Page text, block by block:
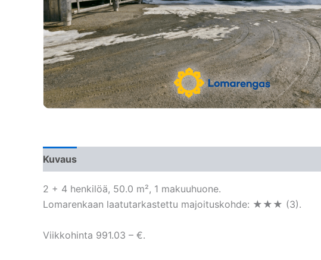
Kuvaus
2 + 4 henkilöä, 50.0 m², 1 makuuhuone.
Lomarenkaan laatutarkastettu majoituskohde: ★★★ (3).
Viikkohinta 991.03 – €.